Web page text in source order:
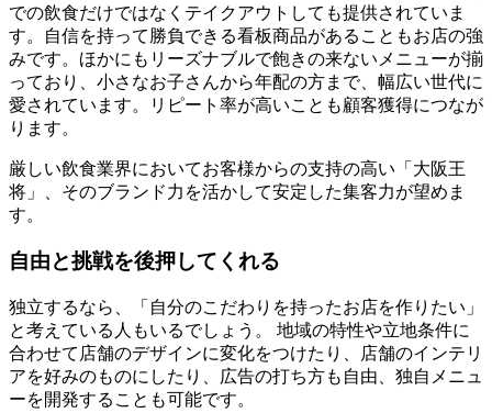
での飲食だけではなくテイクアウトしても提供されていま
す。自信を持って勝負できる看板商品があることもお店の強
みです。ほかにもリーズナブルで飽きの来ないメニューが揃
っており、小さなお子さんから年配の方まで、幅広い世代に
愛されています。リピート率が高いことも顧客獲得につなが
ります。
厳しい飲食業界においてお客様からの支持の高い「大阪王
将」、そのブランド力を活かして安定した集客力が望めま
す。
自由と挑戦を後押してくれる
独立するなら、「自分のこだわりを持ったお店を作りたい」
と考えている人もいるでしょう。 地域の特性や立地条件に
合わせて店舗のデザインに変化をつけたり、店舗のインテリ
アを好みのものにしたり、広告の打ち方も自由、独自メニュ
ーを開発することも可能です。